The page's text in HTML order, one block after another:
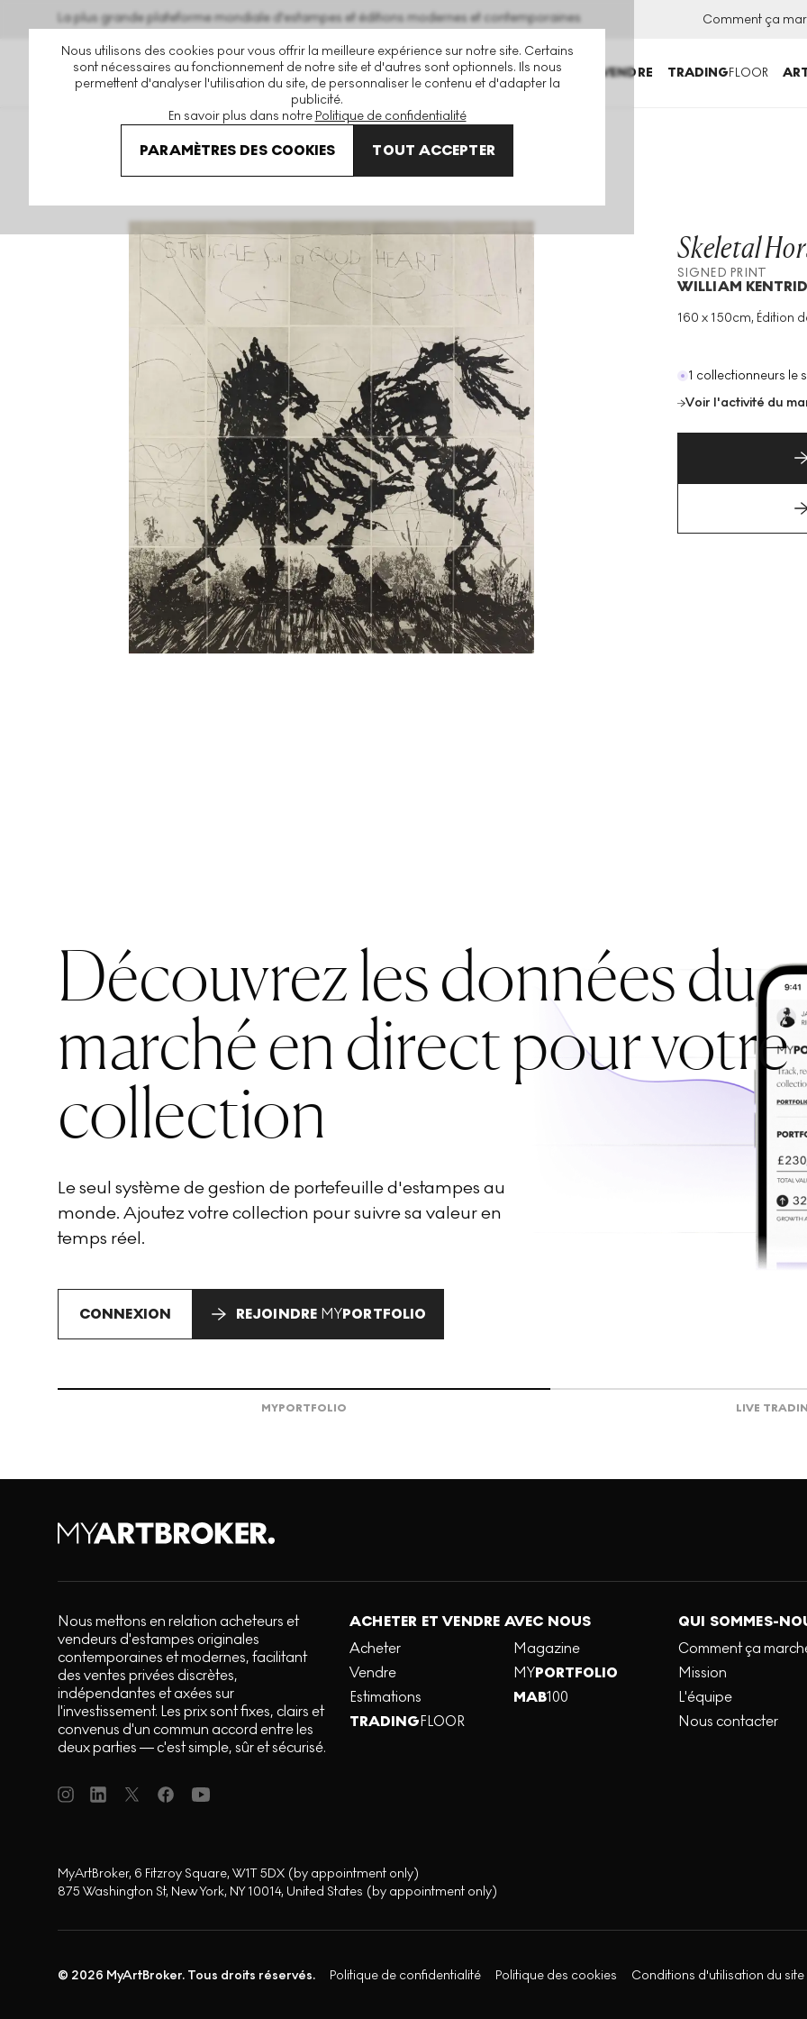
Nous utilisons des cookies pour vous offrir la meilleure expérience sur notre site. Certains
sont nécessaires au fonctionnement de notre site et d'autres sont optionnels. Ils nous
permettent d'analyser l'utilisation du site, de personnaliser le contenu et d'adapter la
publicité.
En savoir plus dans notre Politique de confidentialité
PARAMÈTRES DES COOKIES TOUT ACCEPTER
La plus grande plateforme mondiale d'estampes et éditions modernes et contemporaines Comment ça
ACHETER VENDRE TRADINGFLOOR
Skeletal
SIGNED PRINT
WILLIAM
160 x 150cm, Édition
Technique: Etching
1 collectionneurs le
Voir l'activité du
Découvrez les données du
marché en direct pour votre
collection
Le seul système de gestion de portefeuille d'estampes au
monde. Ajoutez votre collection pour suivre sa valeur en
temps réel.
CONNEXION REJOINDRE MYPORTFOLIO
MYPORTFOLIO LIVE
Nous mettons en relation acheteurs et
vendeurs d'estampes originales
contemporaines et modernes, facilitant
des ventes privées discrètes,
indépendantes et axées sur
l'investissement. Les prix sont fixes, clairs et
convenus d'un commun accord entre les
deux parties — c'est simple, sûr et sécurisé.
ACHETER ET VENDRE AVEC NOUS
Acheter
Vendre
Estimations
TRADINGFLOOR
Magazine
MYPORTFOLIO
MAB100
QUI SOMMES-
Comment ça
Mission
L'équipe
Nous contacter
MyArtBroker, 6 Fitzroy Square, W1T 5DX (by appointment only)
875 Washington St, New York, NY 10014, United States (by appointment only)
© 2026 MyArtBroker. Tous droits réservés. Politique de confidentialité Politique des cookies Conditions d'utilisation du site